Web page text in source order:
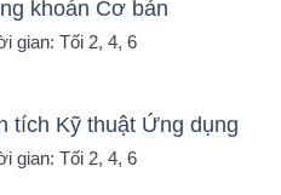
khoán Cơ bản
gian: Tối 2, 4, 6
tích Kỹ thuật Ứng dụng
gian: Tối 2, 4, 6